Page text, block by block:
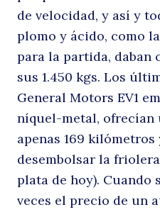
de velocidad, y así y
plomo y ácido, como
para la partida, daban
sus 1.450 kgs. Los
General Motors EV1
níquel-metal, ofrecían
apenas 169 kilómetros
desembolsar la
plata de hoy). Cuando
veces el precio de un